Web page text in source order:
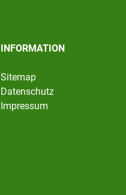
INFORMATION
Sitemap
Datenschutz
Impressum